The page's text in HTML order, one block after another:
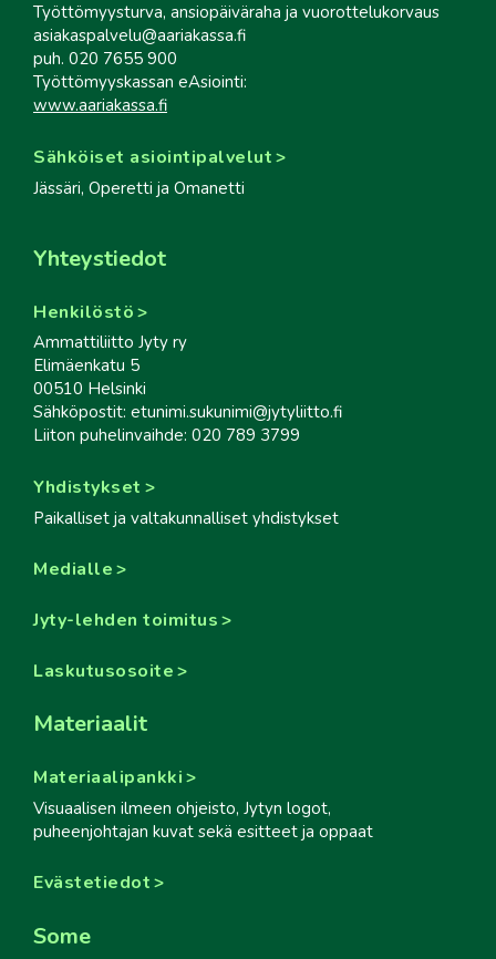
Työttömyysturva, ansiopäiväraha ja vuorottelukorvaus
asiakaspalvelu@aariakassa.fi
puh. 020 7655 900
Työttömyyskassan eAsiointi:
www.aariakassa.fi
Sähköiset asiointipalvelut
Jässäri, Operetti ja Omanetti
Yhteystiedot
Henkilöstö
Ammattiliitto Jyty ry
Elimäenkatu 5
00510 Helsinki
Sähköpostit: etunimi.sukunimi@jytyliitto.fi
Liiton puhelinvaihde: 020 789 3799
Yhdistykset
Paikalliset ja valtakunnalliset yhdistykset
Medialle
Jyty-lehden toimitus
Laskutusosoite
Materiaalit
Materiaalipankki
Visuaalisen ilmeen ohjeisto, Jytyn logot,
puheenjohtajan kuvat sekä esitteet ja oppaat
Evästetiedot
Some